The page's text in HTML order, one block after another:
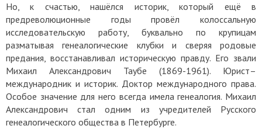
Но, к счастью, нашёлся историк, который ещё в
предреволюционные годы провёл колоссальную
исследовательскую работу, буквально по крупицам
разматывая генеалогические клубки и сверяя родовые
предания, восстанавливал историческую правду. Его звали
Михаил Александрович Таубе (1869-1961). Юрист–
международник и историк. Доктор международного права.
Особое значение для него всегда имела генеалогия. Михаил
Александрович стал одним из учредителей Русского
генеалогического общества в Петербурге.